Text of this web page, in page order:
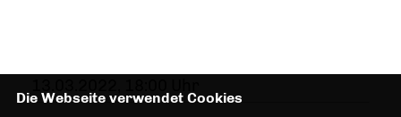
Die Webseite verwendet Cookies